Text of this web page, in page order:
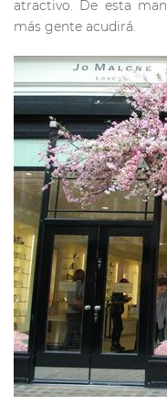
atractivo. De esta
más gente acudirá.